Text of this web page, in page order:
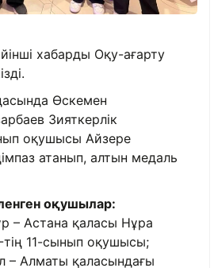
хабарды Оқу-ағарту
Өскемен
Зияткерлік
оқушысы Айзере
атанып, алтын медаль
оқушылар:
– Астана қаласы Нұра
11-сынып оқушысы;
– Алматы қаласындағы